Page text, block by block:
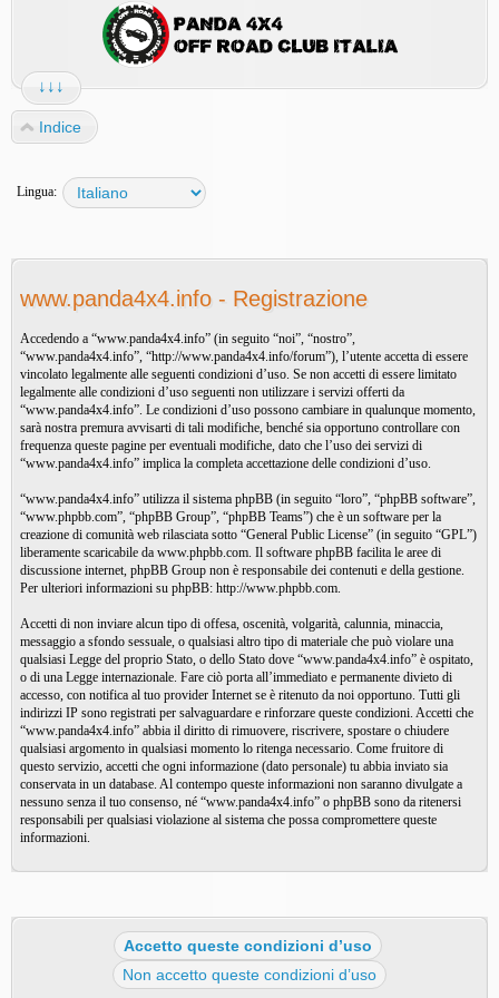
↓↓↓
Indice
Lingua:
www.panda4x4.info - Registrazione
Accedendo a “www.panda4x4.info” (in seguito “noi”, “nostro”,
“www.panda4x4.info”, “http://www.panda4x4.info/forum”), l’utente accetta di essere
vincolato legalmente alle seguenti condizioni d’uso. Se non accetti di essere limitato
legalmente alle condizioni d’uso seguenti non utilizzare i servizi offerti da
“www.panda4x4.info”. Le condizioni d’uso possono cambiare in qualunque momento,
sarà nostra premura avvisarti di tali modifiche, benché sia opportuno controllare con
frequenza queste pagine per eventuali modifiche, dato che l’uso dei servizi di
“www.panda4x4.info” implica la completa accettazione delle condizioni d’uso.
“www.panda4x4.info” utilizza il sistema phpBB (in seguito “loro”, “phpBB software”,
“www.phpbb.com”, “phpBB Group”, “phpBB Teams”) che è un software per la
creazione di comunità web rilasciata sotto “General Public License” (in seguito “GPL”)
liberamente scaricabile da www.phpbb.com. Il software phpBB facilita le aree di
discussione internet, phpBB Group non è responsabile dei contenuti e della gestione.
Per ulteriori informazioni su phpBB: http://www.phpbb.com.
Accetti di non inviare alcun tipo di offesa, oscenità, volgarità, calunnia, minaccia,
messaggio a sfondo sessuale, o qualsiasi altro tipo di materiale che può violare una
qualsiasi Legge del proprio Stato, o dello Stato dove “www.panda4x4.info” è ospitato,
o di una Legge internazionale. Fare ciò porta all’immediato e permanente divieto di
accesso, con notifica al tuo provider Internet se è ritenuto da noi opportuno. Tutti gli
indirizzi IP sono registrati per salvaguardare e rinforzare queste condizioni. Accetti che
“www.panda4x4.info” abbia il diritto di rimuovere, riscrivere, spostare o chiudere
qualsiasi argomento in qualsiasi momento lo ritenga necessario. Come fruitore di
questo servizio, accetti che ogni informazione (dato personale) tu abbia inviato sia
conservata in un database. Al contempo queste informazioni non saranno divulgate a
nessuno senza il tuo consenso, né “www.panda4x4.info” o phpBB sono da ritenersi
responsabili per qualsiasi violazione al sistema che possa compromettere queste
informazioni.